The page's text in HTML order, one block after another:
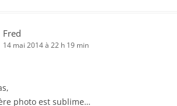
Fred
14 mai 2014 à 22 h 19 min
photo est sublime…